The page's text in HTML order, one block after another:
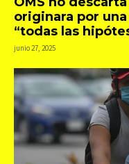
originara por
“todas las
junio 27, 2025